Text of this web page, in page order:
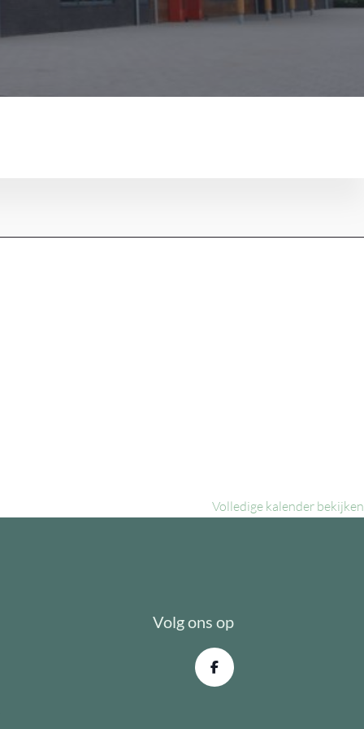
Volledige kalender bekijken
Volg ons op